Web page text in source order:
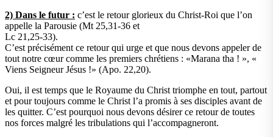
2) Dans le futur : c’est le retour glorieux du Christ-Roi que l’on
appelle la Parousie (Mt 25,31-36 et
Lc 21,25-33).
C’est précisément ce retour qui urge et que nous devons appeler de
tout notre cœur comme les premiers chrétiens : «Marana tha ! », «
Viens Seigneur Jésus !» (Apo. 22,20).
Oui, il est temps que le Royaume du Christ triomphe en tout, partout
et pour toujours comme le Christ l’a promis à ses disciples avant de
les quitter. C’est pourquoi nous devons désirer ce retour de toutes
nos forces malgré les tribulations qui l’accompagneront.